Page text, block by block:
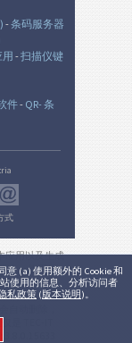
(a) 使用额外的 Cookie 和
使用的信息、分析访问者
私政策 (版本说明)。
-条码服务器
用 -扫描仪键
件- QR- 条
式
应用以及生成
设。 使用只
法规。 本服
的结果不能
是 TEC-IT